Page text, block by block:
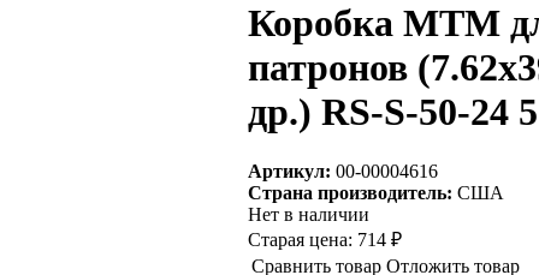
Коробка MTM
патронов
др.) RS-S-50-24
Артикул: 00-00004616
Страна производитель: США
Нет в наличии
Старая цена: 714 ₽
Сравнить товар Отложить товар